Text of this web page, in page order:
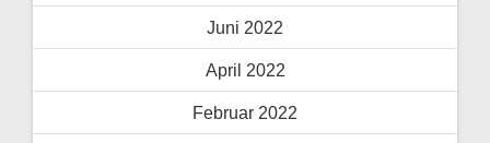
Juni 2022
April 2022
Februar 2022